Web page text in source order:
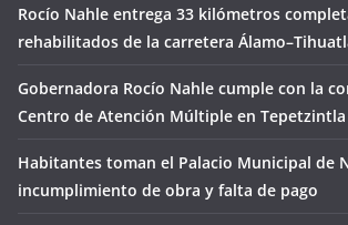
Rocío Nahle entrega 33 kilómetros
rehabilitados de la carretera
Gobernadora Rocío Nahle cumple con la
Centro de Atención Múltiple en Tepetzintla
Habitantes toman el Palacio Municipal de
incumplimiento de obra y falta de pago